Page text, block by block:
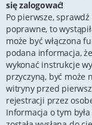
się zalogować!
Po pierwsze,
poprawne, to
może być włączona
podana informacja,
wykonać instrukcje
przyczyną, być może
witryny przed
rejestracji przez
Informacja o tym